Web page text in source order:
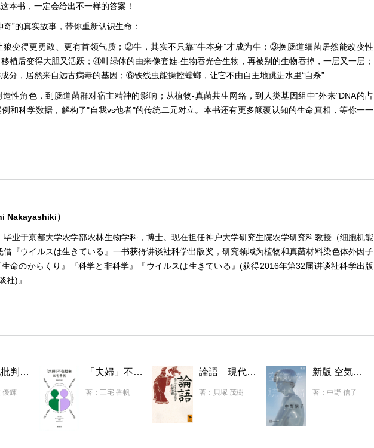
本书，一定会给出不一样的答案！
奇”的真实故事，带你重新认识生命：
变得更勇敢、更有首领气质；②牛，其实不只靠“牛本身”才成为牛；③换肠道细菌居然能改变性
植后变得大胆又活跃；④叶绿体的由来像套娃-生物吞光合生物，再被别的生物吞掉，一层又一层；
分，居然来自远古病毒的基因；⑥铁线虫能操控螳螂，让它不由自主地跳进水里“自杀”……
造性角色，到肠道菌群对宿主精神的影响；从植物-真菌共生网络，到人类基因组中"外来"DNA的占
和科学数据，解构了"自我vs他者"的传统二元对立。本书还有更多颠覆认知的生命真相，等你一一
Nakayashiki）
毕业于京都大学农学部农林生物学科，博士。现在担任神户大学研究生院农学研究科教授（细胞机能
『ウイルスは生きている』一书获得讲谈社科学出版奖，研究领域为植物和真菌材料染色体外因子
命のからくり』『科学と非科学』『ウイルスは生きている』(获得2016年第32届讲谈社科学出版
社)』
物語化批判の哲学 〈わたしの人生〉を遊びなおすために
優輝
「夫婦」不在社会
著：三宅 香帆
論語 現代に生きる中国の知恵
著：貝塚 茂樹
新版 空気を読む脳
著：中野 信子